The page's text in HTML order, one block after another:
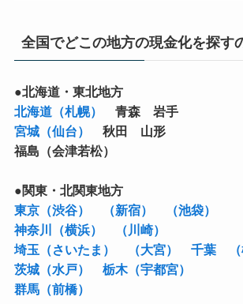
全国でどこの地方の現金化を探す
●北海道・東北地方
北海道（札幌）
青森 岩手
宮城（仙台）
秋田 山形
福島（会津若松）
●関東・北関東地方
東京（渋谷）
（新宿）
（池袋）
神奈川（横浜）
（川崎）
埼玉（さいたま）
（大宮） 千葉
茨城（水戸）
栃木（宇都宮）
群馬（前橋）